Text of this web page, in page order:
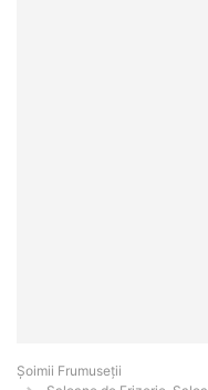
Șoimii Frumuseții